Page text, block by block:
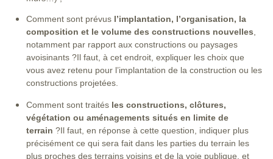
Comment sont prévus l’implantation, l’organisation, la
composition et le volume des constructions nouvelles,
notamment par rapport aux constructions ou paysages
avoisinants ?Il faut, à cet endroit, expliquer les choix que
vous avez retenu pour l’implantation de la construction ou les
constructions projetées.
Comment sont traités les constructions, clôtures,
végétation ou aménagements situés en limite de
terrain ?Il faut, en réponse à cette question, indiquer plus
précisément ce qui sera fait dans les parties du terrain les
plus proches des terrains voisins et de la voie publique, et